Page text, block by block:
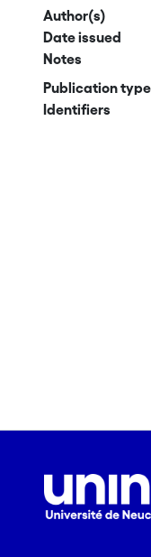
Author(s)
Date issued
Notes
Publication type
Identifiers